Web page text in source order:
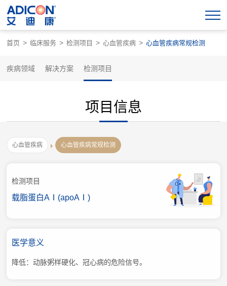
首页 > 临床服务 > 检测项目 > 心血管疾病 > 心血管疾病常规检测
疾病领域 解决方案 检测项目
项目信息
心血管疾病 心血管疾病常规检测
检测项目
载脂蛋白AⅠ(apoAⅠ)
医学意义
降低：动脉粥样硬化、冠心病的危险信号。